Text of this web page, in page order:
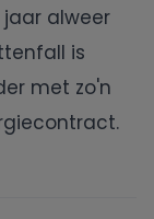
alweer
is
met zo'n